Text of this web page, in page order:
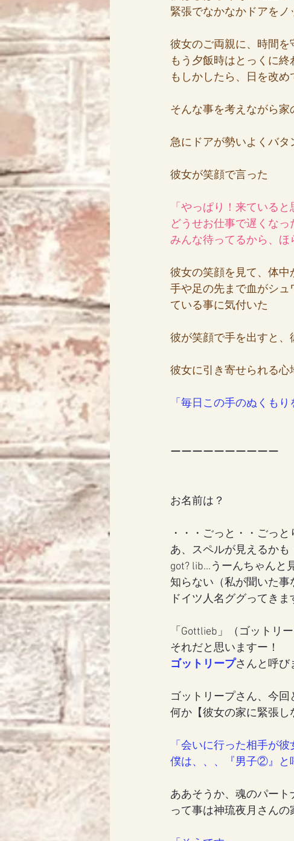
緊張でなかなかドアをノ
彼女のご両親に、時間
もう夕飯時はとっくに終
もしかしたら、日を改
そんな事を考えながら家
急にドアが勢いよくバ
彼女が笑顔で言った
「やっぱり！来ていると
どうせお仕事で遅くなっ
みんな待ってるから、ほ
彼女の笑顔を見て、体
手や足の先まで血がシ
ている事に気付いた
彼が笑顔で手を出すと
彼女に引き寄せられる心
「毎日この手のぬくも
ーーーーーーーーーー
お名前は？
・・・ごっと・・ごっと
あ、スペルが見えるかも
got? lib...うーんちゃんと
知らない（私が聞いた事
ドイツ人名ググってきま
「Gottlieb」（ゴットリ
それだと思いますー！
ゴットリープさんと呼び
ゴットリープさん、今
何か【彼女の家に緊張し
「会いに行った相手が彼
僕は、、、『男子②』と
ああそうか、魂のパート
って事は神琉夜月さん